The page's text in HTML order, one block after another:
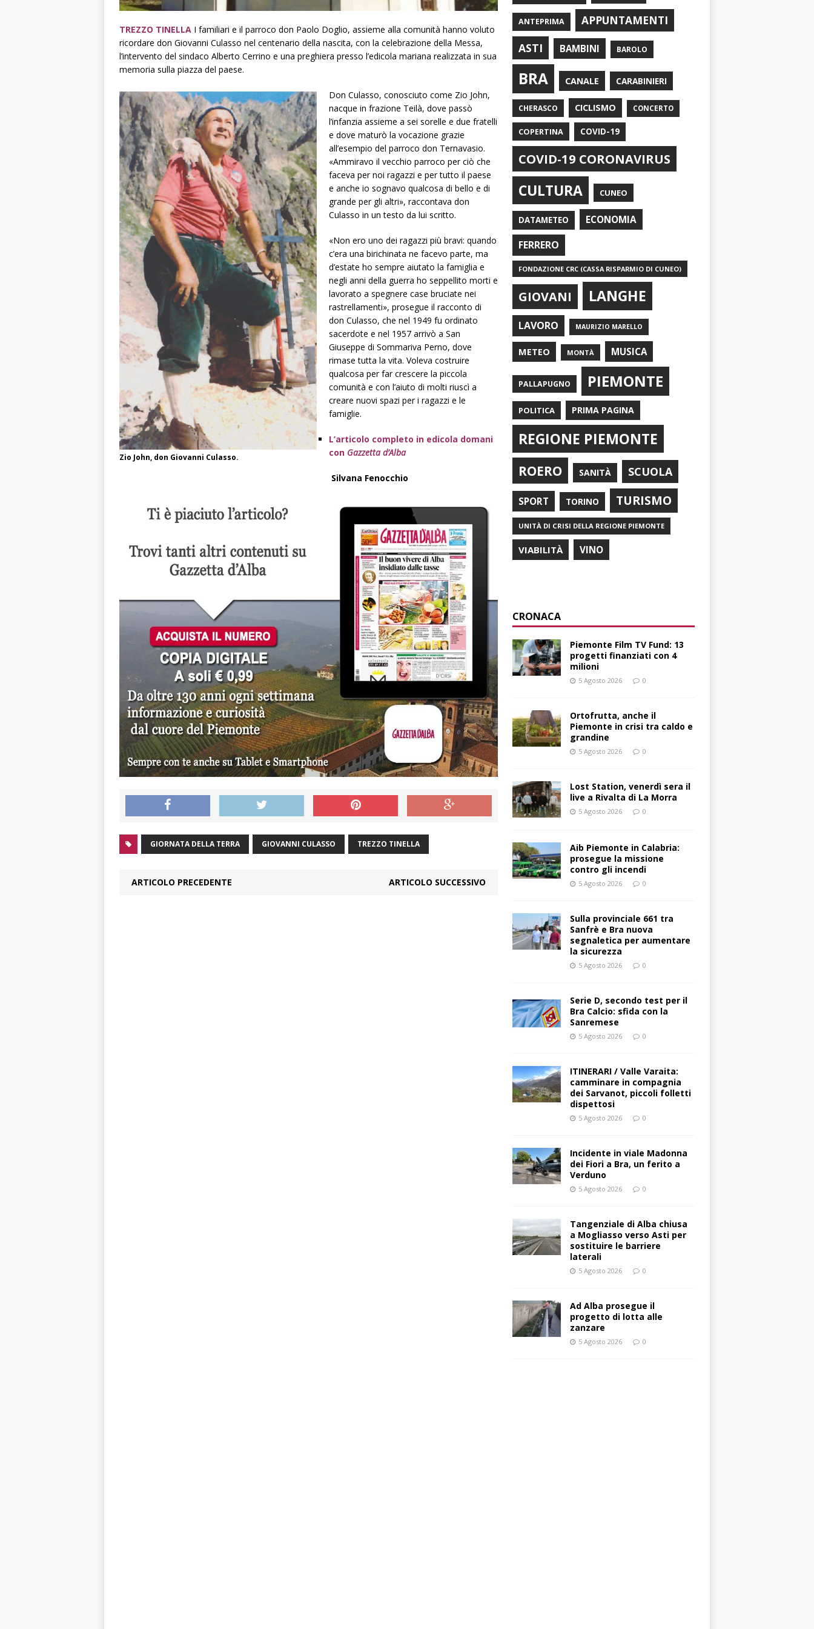
TREZZO TINELLA I familiari e il parroco don Paolo Doglio, assieme alla comunità hanno voluto
ricordare don Giovanni Culasso nel centenario della nascita, con la celebrazione della Messa,
l’intervento del sindaco Alberto Cerrino e una preghiera presso l’edicola mariana realizzata in sua
memoria sulla piazza del paese.
Zio John, don Giovanni Culasso.
Don Culasso, conosciuto come Zio John,
nacque in frazione Teilà, dove passò
l’infanzia assieme a sei sorelle e due fratelli
e dove maturò la vocazione grazie
all’esempio del parroco don Ternavasio.
«Ammiravo il vecchio parroco per ciò che
faceva per noi ragazzi e per tutto il paese
e anche io sognavo qualcosa di bello e di
grande per gli altri», raccontava don
Culasso in un testo da lui scritto.
«Non ero uno dei ragazzi più bravi: quando
c’era una birichinata ne facevo parte, ma
d’estate ho sempre aiutato la famiglia e
negli anni della guerra ho seppellito morti e
lavorato a spegnere case bruciate nei
rastrellamenti», prosegue il racconto di
don Culasso, che nel 1949 fu ordinato
sacerdote e nel 1957 arrivò a San
Giuseppe di Sommariva Perno, dove
rimase tutta la vita. Voleva costruire
qualcosa per far crescere la piccola
comunità e con l’aiuto di molti riuscì a
creare nuovi spazi per i ragazzi e le
famiglie.
L’articolo completo in edicola domani
con Gazzetta d’Alba
Silvana Fenocchio
GIORNATA DELLA TERRA GIOVANNI CULASSO TREZZO TINELLA
ARTICOLO PRECEDENTE ARTICOLO SUCCESSIVO
ANTEPRIMA
APPUNTAMENTI
ASTI
BAMBINI BAROLO
BRA CANALE CARABINIERI
CHERASCO CICLISMO CONCERTO
COPERTINA COVID-19
COVID-19 CORONAVIRUS
CULTURA CUNEO
DATAMETEO ECONOMIA
FERRERO
FONDAZIONE CRC (CASSA RISPARMIO DI CUNEO)
GIOVANI LANGHE
LAVORO MAURIZIO MARELLO
METEO MONTÀ MUSICA
PALLAPUGNO PIEMONTE
POLITICA PRIMA PAGINA
REGIONE PIEMONTE
ROERO SANITÀ SCUOLA
SPORT TORINO TURISMO
UNITÀ DI CRISI DELLA REGIONE PIEMONTE
VIABILITÀ VINO
CRONACA
Piemonte Film TV Fund: 13
progetti finanziati con 4
milioni
5 Agosto 2026 0
Ortofrutta, anche il
Piemonte in crisi tra caldo e
grandine
5 Agosto 2026 0
Lost Station, venerdì sera il
live a Rivalta di La Morra
5 Agosto 2026 0
Aib Piemonte in Calabria:
prosegue la missione
contro gli incendi
5 Agosto 2026 0
Sulla provinciale 661 tra
Sanfrè e Bra nuova
segnaletica per aumentare
la sicurezza
5 Agosto 2026 0
Serie D, secondo test per il
Bra Calcio: sfida con la
Sanremese
5 Agosto 2026 0
ITINERARI / Valle Varaita:
camminare in compagnia
dei Sarvanot, piccoli folletti
dispettosi
5 Agosto 2026 0
Incidente in viale Madonna
dei Fiori a Bra, un ferito a
Verduno
5 Agosto 2026 0
Tangenziale di Alba chiusa
a Mogliasso verso Asti per
sostituire le barriere
laterali
5 Agosto 2026 0
Ad Alba prosegue il
progetto di lotta alle
zanzare
5 Agosto 2026 0